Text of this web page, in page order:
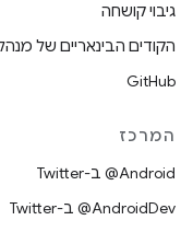
גיבוי קושחה
הקודים הבינאריים של
GitHub
המרכז
‎@Android ב-Twitter
‎@AndroidDev ב-Twitter